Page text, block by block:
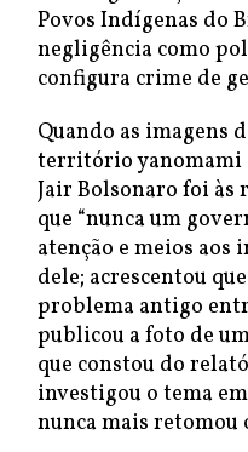
Povos Indígenas do
negligência como
configura crime de
Quando as imagens
território yanomami
Jair Bolsonaro foi às
que “nunca um
atenção e meios aos
dele; acrescentou
problema antigo
publicou a foto de
que constou do
investigou o tema
nunca mais retomou